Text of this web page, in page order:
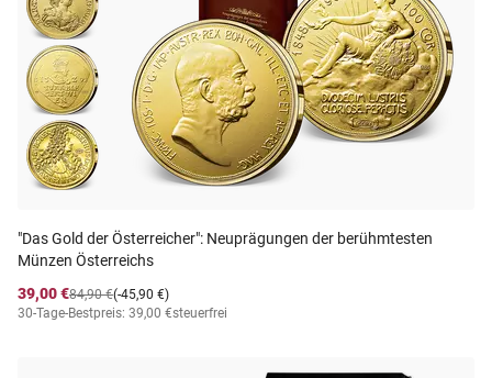
"Das Gold der Österreicher": Neuprägungen der berühmtesten
Münzen Österreichs
39,00 €
(-45,90 €)
84,90 €
30-Tage-Bestpreis: 39,00 €steuerfrei